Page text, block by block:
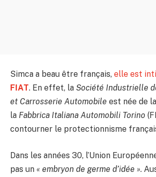
Simca a beau être français, elle est
FIAT. En effet, la Société Industrielle
et Carrosserie Automobile est née de
la Fabbrica Italiana Automobili Torino
contourner le protectionnisme
Dans les années 30, l’Union
pas un « embryon de germe d’idée ».